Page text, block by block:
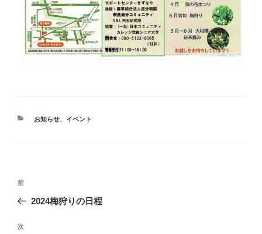
カ
お知らせ、 イベント
投
ナ
ビ
前
の
稿
前
2024梅狩りの日程
次
次